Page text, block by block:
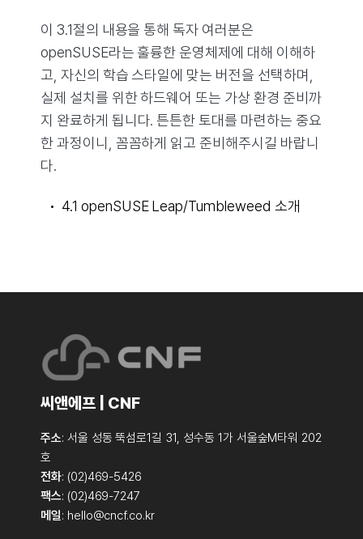
이 3.1절의 내용을 통해 독자 여러분은
openSUSE라는 훌륭한 운영체제에 대해 이해하
고, 자신의 학습 스타일에 맞는 버전을 선택하며,
실제 설치를 위한 하드웨어 또는 가상 환경 준비까
지 완료하게 됩니다. 튼튼한 토대를 마련하는 중요
한 과정이니, 꼼꼼하게 읽고 준비해주시길 바랍니
다.
4.1 openSUSE Leap/Tumbleweed 소개
씨앤에프 | CNF
주소: 서울 성동 뚝섬로1길 31, 성수동 1가 서울숲M타워 202
호
전화: (02)469-5426
팩스: (02)469-7247
메일: hello@cncf.co.kr